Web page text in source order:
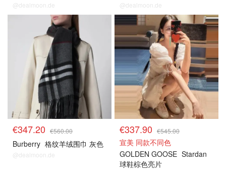
@dealmoon.de @dealmoon.de
€347.20 €560.00
Burberry 格纹羊绒围巾 灰色
@dealmoon.de
€337.90 €545.00
宣美 同款不同色
GOLDEN GOOSE Stardan
球鞋棕色亮片